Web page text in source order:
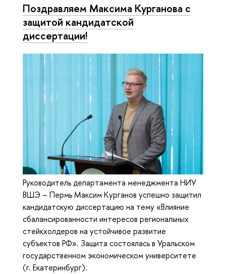
Поздравляем Максима Курганова с
защитой кандидатской
диссертации!
Руководитель департамента менеджмента НИУ
ВШЭ – Пермь Максим Курганов успешно защитил
кандидатскую диссертацию на тему «Влияние
сбалансированности интересов региональных
стейкхолдеров на устойчивое развитие
субъектов РФ». Защита состоялась в Уральском
государственном экономическом университете
(г. Екатеринбург).